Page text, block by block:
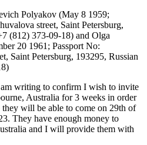
Polyakov (May 8 1959;
street, Saint Petersburg,
(812) 373-09-18) and Olga
20 1961; Passport No:
Saint Petersburg, 193295, Russian
writing to confirm I wish to invite
Australia for 3 weeks in order
will be able to come on 29th of
They have enough money to
and I will provide them with